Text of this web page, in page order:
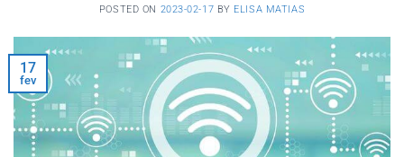
POSTED ON 2023-02-17 BY ELISA MATIAS
17
fev